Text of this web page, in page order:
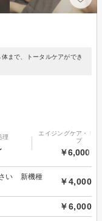
まで、トータルケアができ
理
エイジングケア・リ
プ
￥6,000～
さい 新機種
￥4,000
￥6,000